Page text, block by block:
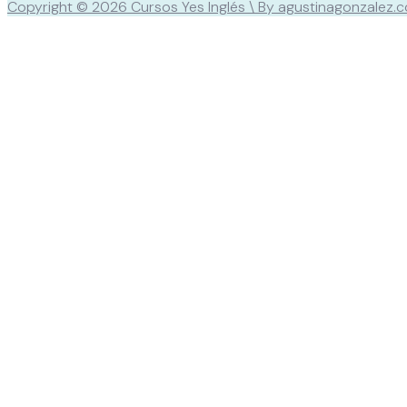
Copyright © 2026 Cursos Yes Inglés \ By